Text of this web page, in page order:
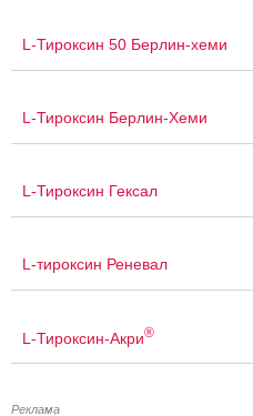
L-Тироксин 50 Берлин-хеми
L-Тироксин Берлин-Хеми
L-Тироксин Гексал
L-тироксин Реневал
L-Тироксин-Акри®
Реклама